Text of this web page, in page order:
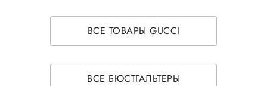
ВСЕ ТОВАРЫ GUCCI
ВСЕ БЮСТГАЛЬТЕРЫ